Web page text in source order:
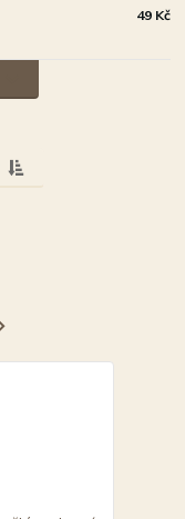
49 Kč